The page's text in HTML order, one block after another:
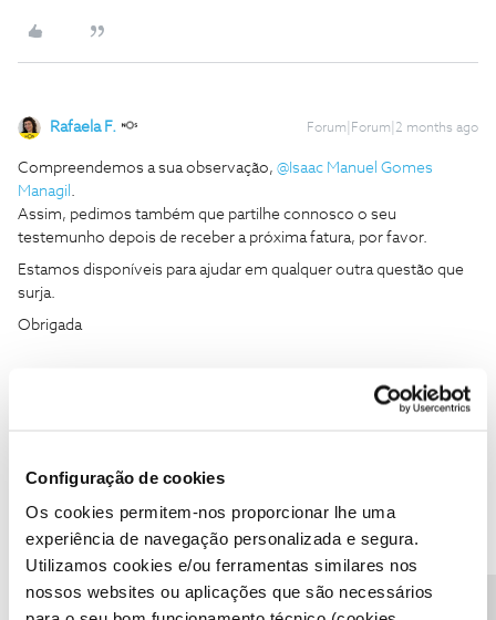
Configuração de cookies
Os cookies permitem-nos proporcionar lhe uma
experiência de navegação personalizada e segura.
Utilizamos cookies e/ou ferramentas similares nos
nossos websites ou aplicações que são necessários
Rafaela F. Forum|Forum|2 months ago
Compreendemos a sua observação, ​ @Isaac Manuel Gomes
Managil .
Assim, pedimos também que partilhe connosco o seu
testemunho depois de receber a próxima fatura, por favor.
Estamos disponíveis para ajudar em qualquer outra questão que
surja.
Obrigada
Ajude a comunidade a encontrar informação relevante. Marque
como "Melhor Resposta" e faça "Like" nos melhores comentários.
1 pessoa gostou